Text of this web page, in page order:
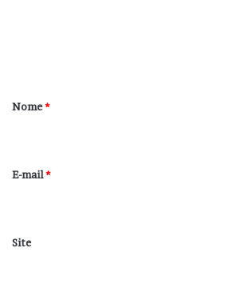
r
*
Nome*
E-mail*
Site